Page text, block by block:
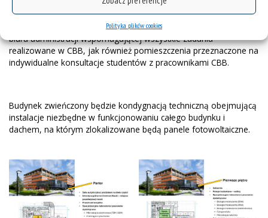
Polityka plików cookies
Z kolei na piętrze piątym znajdować się będą rozmaite
pomieszczenia biurowe, w tym dziekanaty do spraw studenckich,
biura administracji wspomagającej wszystkie zadania
realizowane w CBB, jak również pomieszczenia przeznaczone na
indywidualne konsultacje studentów z pracownikami CBB.
Budynek zwieńczony będzie kondygnacją techniczną obejmującą
instalacje niezbędne w funkcjonowaniu całego budynku i
dachem, na którym zlokalizowane będą panele fotowoltaiczne.